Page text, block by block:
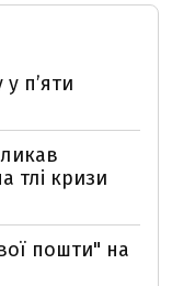
пʼяти
тлі кризи
пошти" на